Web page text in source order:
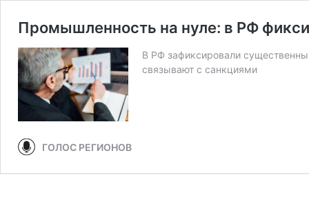
Промышленность на нуле: в РФ
В РФ зафиксировали
связывают с санкциями
ГОЛОС РЕГИОНОВ